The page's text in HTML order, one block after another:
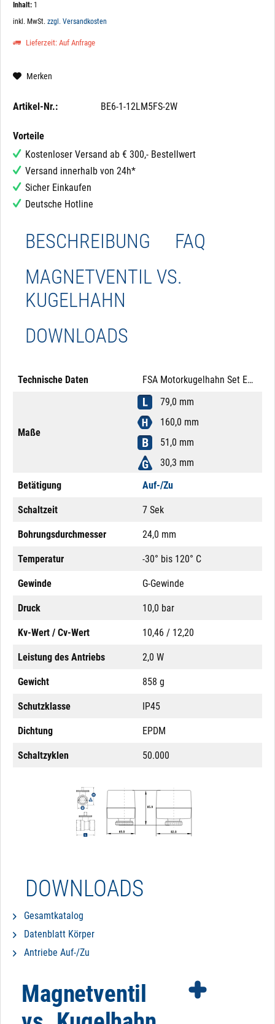
Inhalt: 1
inkl. MwSt. zzgl. Versandkosten
Lieferzeit: Auf Anfrage
Merken
Artikel-Nr.: BE6-1-12LM5FS-2W
Vorteile
Kostenloser Versand ab € 300,- Bestellwert
Versand innerhalb von 24h*
Sicher Einkaufen
Deutsche Hotline
BESCHREIBUNG
FAQ
MAGNETVENTIL VS.
KUGELHAHN
DOWNLOADS
Technische Daten FSA Motorkugelhahn Set Edelstahl 316 1" 12V DC Auf-/Zu Mutter Messing LED M12x1 5-Pol Spannungssignal
Maße
79,0 mm
160,0 mm
51,0 mm
30,3 mm
Betätigung
Auf-/Zu
Schaltzeit 7 Sek
Bohrungsdurchmesser 24,0 mm
Temperatur -30° bis 120° C
Gewinde G-Gewinde
Druck 10,0 bar
Kv-Wert / Cv-Wert 10,46 / 12,20
Leistung des Antriebs 2,0 W
Gewicht 858 g
Schutzklasse IP45
Dichtung EPDM
Schaltzyklen 50.000
DOWNLOADS
Gesamtkatalog
Datenblatt Körper
Antriebe Auf-/Zu
Magnetventil